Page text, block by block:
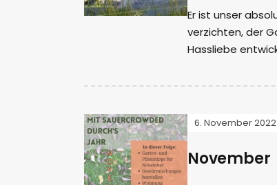
Er ist unser
verzichten, der
Hassliebe
6. November 2022
November